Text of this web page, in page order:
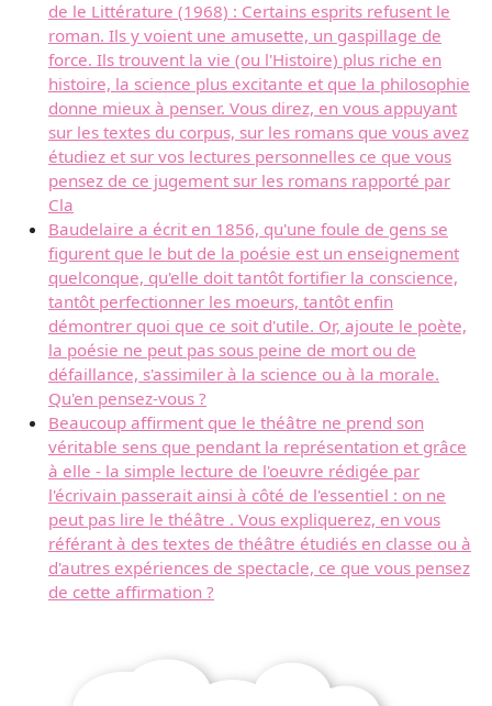
de le Littérature (1968) : Certains esprits refusent le
roman. Ils y voient une amusette, un gaspillage de
force. Ils trouvent la vie (ou l'Histoire) plus riche en
histoire, la science plus excitante et que la philosophie
donne mieux à penser. Vous direz, en vous appuyant
sur les textes du corpus, sur les romans que vous avez
étudiez et sur vos lectures personnelles ce que vous
pensez de ce jugement sur les romans rapporté par
Cla
Baudelaire a écrit en 1856, qu'une foule de gens se
figurent que le but de la poésie est un enseignement
quelconque, qu'elle doit tantôt fortifier la conscience,
tantôt perfectionner les moeurs, tantôt enfin
démontrer quoi que ce soit d'utile. Or, ajoute le poète,
la poésie ne peut pas sous peine de mort ou de
défaillance, s'assimiler à la science ou à la morale.
Qu'en pensez-vous ?
Beaucoup affirment que le théâtre ne prend son
véritable sens que pendant la représentation et grâce
à elle - la simple lecture de l'oeuvre rédigée par
l'écrivain passerait ainsi à côté de l'essentiel : on ne
peut pas lire le théâtre . Vous expliquerez, en vous
référant à des textes de théâtre étudiés en classe ou à
d'autres expériences de spectacle, ce que vous pensez
de cette affirmation ?